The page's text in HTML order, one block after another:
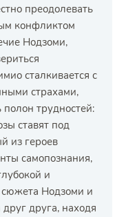
преодолевать
конфликтом
Нодзоми,
сталкивается с
страхами,
трудностей:
ставят под
из героев
самопознания,
и
сюжета Нодзоми и
друга, находя